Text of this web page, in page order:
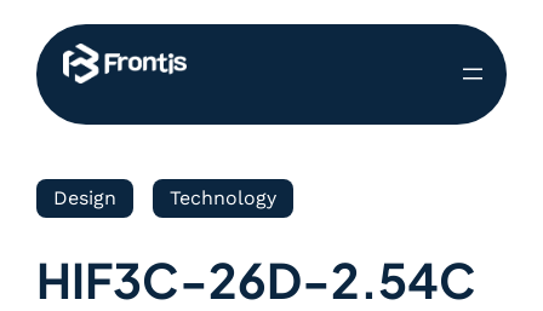
Design Technology
HIF3C-26D-2.54C